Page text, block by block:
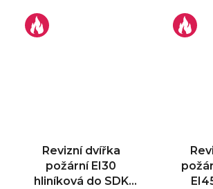
Revizní dvířka
požární EI30
hliníková do SDK